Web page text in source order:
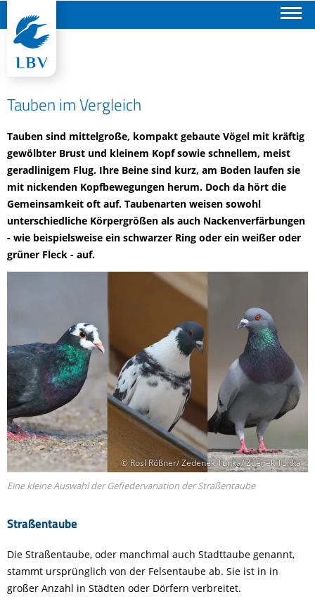
Tauben im Vergleich
Tauben sind mittelgroße, kompakt gebaute Vögel mit kräftig
gewölbter Brust und kleinem Kopf sowie schnellem, meist
geradlinigem Flug. Ihre Beine sind kurz, am Boden laufen sie
mit nickenden Kopfbewegungen herum. Doch da hört die
Gemeinsamkeit oft auf. Taubenarten weisen sowohl
unterschiedliche Körpergrößen als auch Nackenverfärbungen
- wie beispielsweise ein schwarzer Ring oder ein weißer oder
grüner Fleck - auf.
Straßentaube
© Rosl Rößner/ Zedenek Tunka/ Zdenek Tunka
Eine kleine Auswahl der Gefiedervariation der Straßentaube
Die Straßentaube, oder manchmal auch Stadttaube genannt,
stammt ursprünglich von der Felsentaube ab. Sie ist in in
großer Anzahl in Städten oder Dörfern verbreitet.